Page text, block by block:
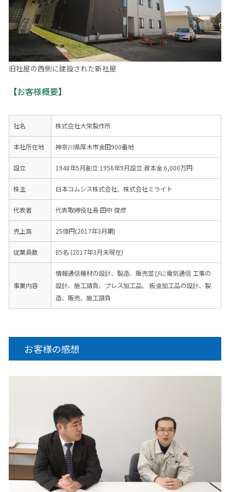
旧社屋の西側に建設された新社屋
【お客様概要】
社名 株式会社大栄製作所
本社所在地 神奈川県厚木市金田900番地
設立 1948年5月創立 1956年9月設立 資本金 6,000万円
株主 日本コムシス株式会社、株式会社ミライト
代表者 代表取締役社長 田中 俊彦
売上高 25億円(2017年3月期)
従業員数 85名 (2017年3月末現在)
事業内容
情報通信機材の設計、製造、販売並びに電気通信 工事の
設計、施工請負、プレス加工品、 板金加工品の設計、製
造、販売、施工請負
お客様の感想